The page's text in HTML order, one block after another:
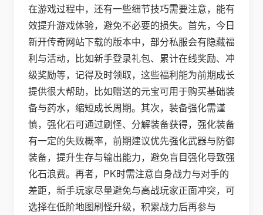
在游戏过程中，还有一些细节技巧需要注意，能有
效提升游戏体验，避免不必要的损失。首先，今日
新开传奇网站下载的版本中，部分私服会有隐藏福
利与活动，比如新手登录礼包、累计在线奖励、冲
级奖励等，记得及时领取，这些福利能为前期成长
提供很大帮助，比如赠送的元宝可用于购买基础装
备与药水，缩短成长周期。其次，装备强化需谨
慎，强化石可通过刷怪、分解装备获得，强化装备
有一定的失败概率，前期建议优先强化武器与防御
装备，提升生存与输出能力，避免盲目强化导致强
化石浪费。再者，PK时需注意自身战力与对手的
差距，新手玩家尽量避免与高战玩家正面冲突，可
选择在低阶地图刷怪升级，积累战力后再参与